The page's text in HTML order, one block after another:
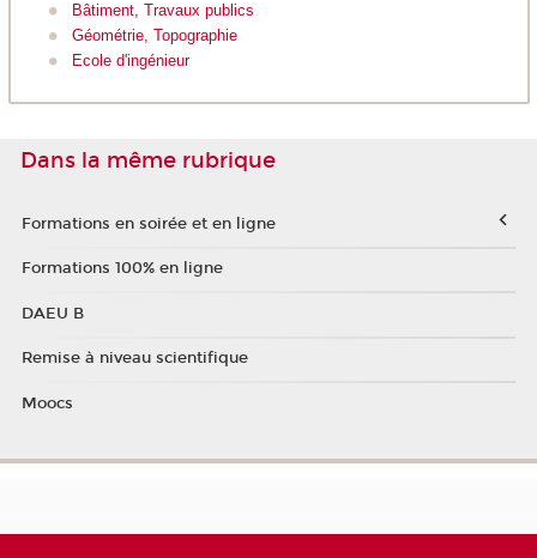
Bâtiment, Travaux publics
Géométrie, Topographie
Ecole d'ingénieur
Dans la même rubrique
Formations en soirée et en ligne
Formations 100% en ligne
DAEU B
Remise à niveau scientifique
Moocs